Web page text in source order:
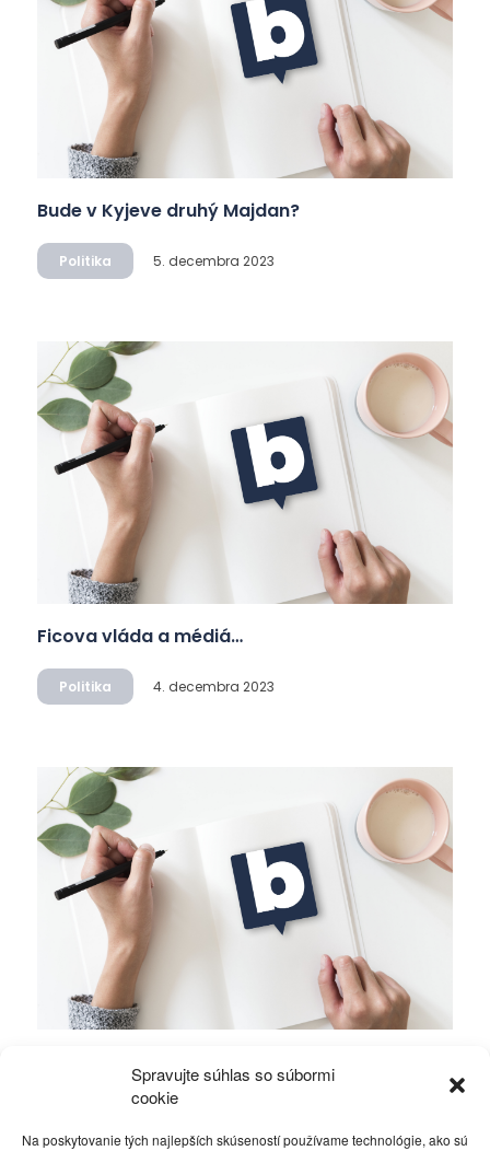
Spravujte súhlas so súbormi
cookie
Na poskytovanie tých najlepších skúseností používame technológie, ako sú
Bude v Kyjeve druhý Majdan?
Politika 5. decembra 2023
Ficova vláda a médiá…
Politika 4. decembra 2023
Gerasimovom?
Politika 4. decembra 2023